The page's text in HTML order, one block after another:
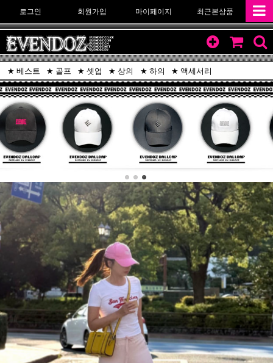
로그인 회원가입 마이페이지 최근본상품
베스트 골프 셋업 상의 하의 액세서리